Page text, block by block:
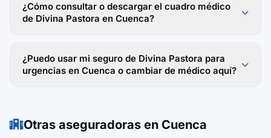
¿Cómo consultar o descargar el cuadro médico
de Divina Pastora en Cuenca?
¿Puedo usar mi seguro de Divina Pastora para
urgencias en Cuenca o cambiar de médico aquí?
Otras aseguradoras en Cuenca